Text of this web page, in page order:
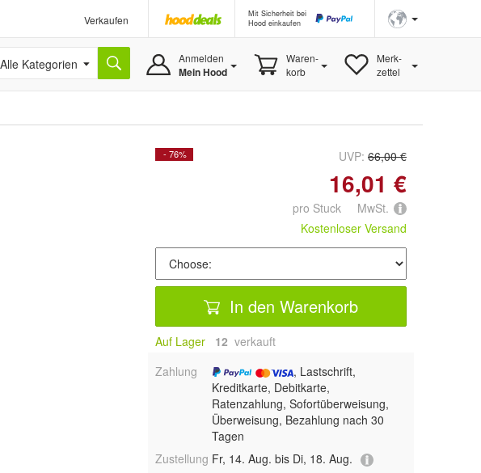
Verkaufen
Mit Sicherheit bei
Hood einkaufen
Alle Kategorien Anmelden
Mein Hood
Waren-
korb
Merk-
zettel
- 76% UVP: 66,00 €
16,01 €
pro Stuck MwSt.
Kostenloser Versand
In den Warenkorb
Auf Lager 12 verkauft
Zahlung
, Lastschrift,
Kreditkarte, Debitkarte,
Ratenzahlung, Sofortüberweisung,
Überweisung, Bezahlung nach 30
Tagen
Zustellung Fr, 14. Aug. bis Di, 18. Aug.